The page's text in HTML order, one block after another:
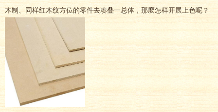
木制、同样红木纹方位的零件去凑叠一总体，那麼怎样开展上色呢？